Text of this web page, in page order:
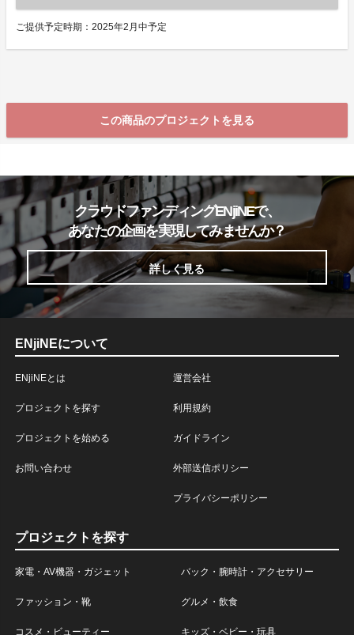
ご提供予定時期：2025年2月中予定
この商品のプロジェクトを見る
クラウドファンディングENjiNEで、
あなたの企画を実現してみませんか？
詳しく見る
ENjiNEについて
ENjiNEとは
プロジェクトを探す
プロジェクトを始める
お問い合わせ
運営会社
利用規約
ガイドライン
外部送信ポリシー
プライバシーポリシー
プロジェクトを探す
家電・AV機器・ガジェット バック・腕時計・アクセサリー
ファッション・靴 グルメ・飲食
コスメ・ビューティー キッズ・ベビー・玩具